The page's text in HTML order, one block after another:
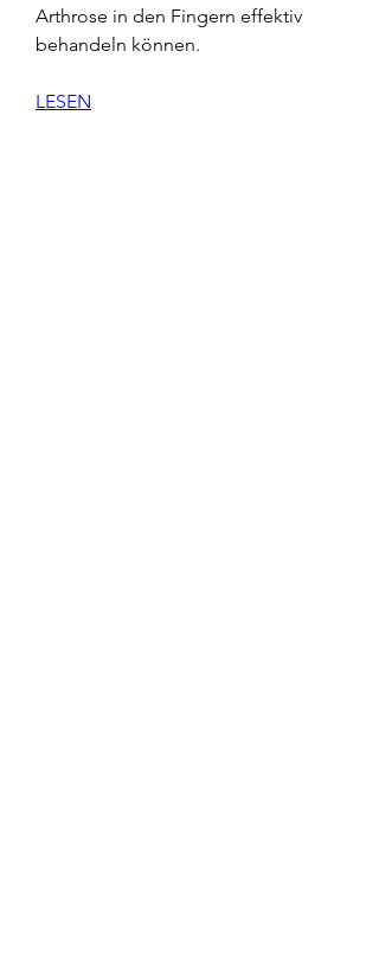
Arthrose in den Fingern effektiv
behandeln können.
LESEN